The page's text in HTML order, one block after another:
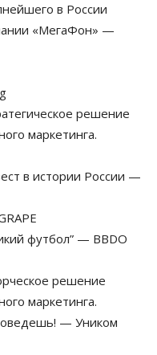
в России
«МегаФон» —
решение
маркетинга.
в истории России —
футбол” — BBDO
решение
маркетинга.
— Уником